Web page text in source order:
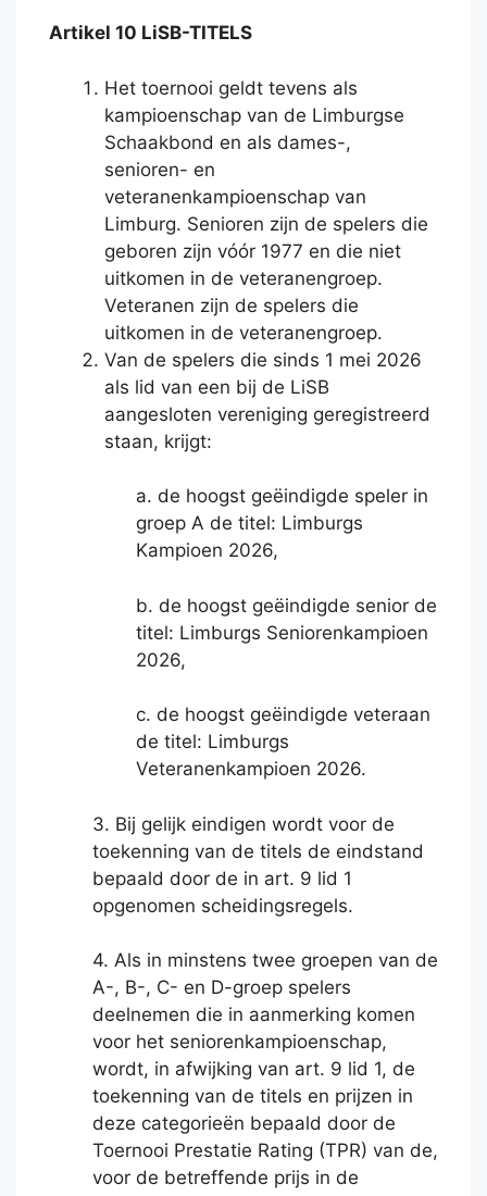
Artikel 10 LiSB-TITELS
Het toernooi geldt tevens als
kampioenschap van de Limburgse
Schaakbond en als dames-,
senioren- en
veteranenkampioenschap van
Limburg. Senioren zijn de spelers die
geboren zijn vóór 1977 en die niet
uitkomen in de veteranengroep.
Veteranen zijn de spelers die
uitkomen in de veteranengroep.
Van de spelers die sinds 1 mei 2026
als lid van een bij de LiSB
aangesloten vereniging geregistreerd
staan, krijgt:
a. de hoogst geëindigde speler in
groep A de titel: Limburgs
Kampioen 2026,
b. de hoogst geëindigde senior de
titel: Limburgs Seniorenkampioen
2026,
c. de hoogst geëindigde veteraan
de titel: Limburgs
Veteranenkampioen 2026.
3. Bij gelijk eindigen wordt voor de
toekenning van de titels de eindstand
bepaald door de in art. 9 lid 1
opgenomen scheidingsregels.
4. Als in minstens twee groepen van de
A-, B-, C- en D-groep spelers
deelnemen die in aanmerking komen
voor het seniorenkampioenschap,
wordt, in afwijking van art. 9 lid 1, de
toekenning van de titels en prijzen in
deze categorieën bepaald door de
Toernooi Prestatie Rating (TPR) van de,
voor de betreffende prijs in de